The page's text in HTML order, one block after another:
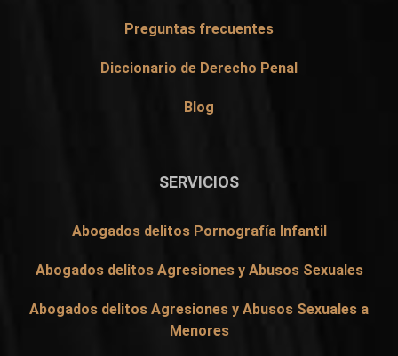
Preguntas frecuentes
Diccionario de Derecho Penal
Blog
SERVICIOS
Abogados delitos Pornografía Infantil
Abogados delitos Agresiones y Abusos Sexuales
Abogados delitos Agresiones y Abusos Sexuales a
Menores